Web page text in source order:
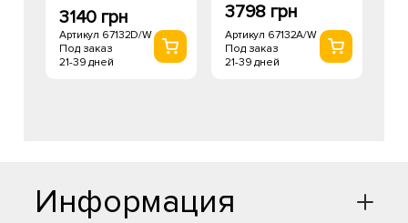
3140 грн
Артикул 67132D/W
Под заказ
21-39 дней
3798 грн
Артикул 67132A/W
Под заказ
21-39 дней
Информация